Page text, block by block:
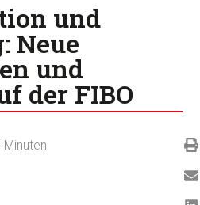
und
Neue
und
der FIBO
Minuten